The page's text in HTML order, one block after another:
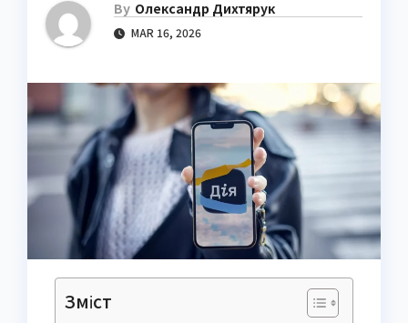
By Олександр Дихтярук
MAR 16, 2026
Зміст